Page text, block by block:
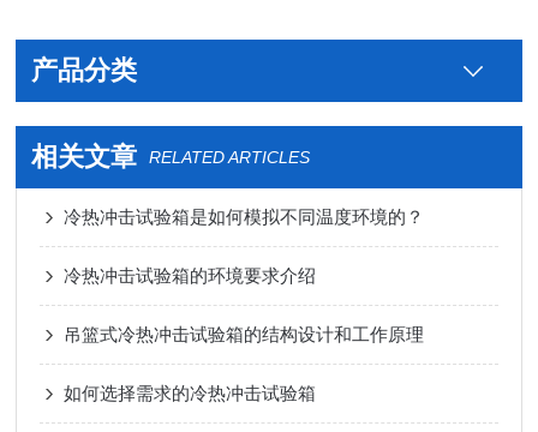
产品分类
相关文章 RELATED ARTICLES
冷热冲击试验箱是如何模拟不同温度环境的？
冷热冲击试验箱的环境要求介绍
吊篮式冷热冲击试验箱的结构设计和工作原理
如何选择需求的冷热冲击试验箱